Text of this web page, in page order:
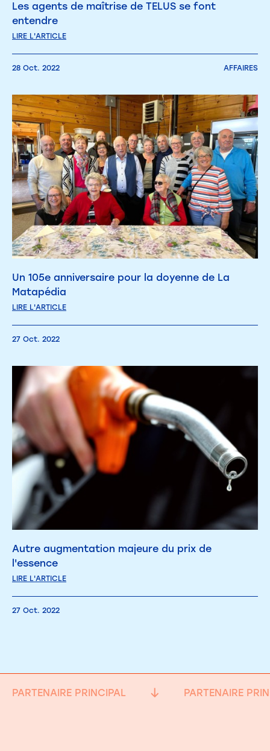
Les agents de maîtrise de TELUS se font
entendre
LIRE L'ARTICLE
28 Oct. 2022 AFFAIRES
Un 105e anniversaire pour la doyenne de La
Matapédia
LIRE L'ARTICLE
27 Oct. 2022
Autre augmentation majeure du prix de
l'essence
LIRE L'ARTICLE
27 Oct. 2022
PARTENAIRE PRINCIPAL PARTENAIRE